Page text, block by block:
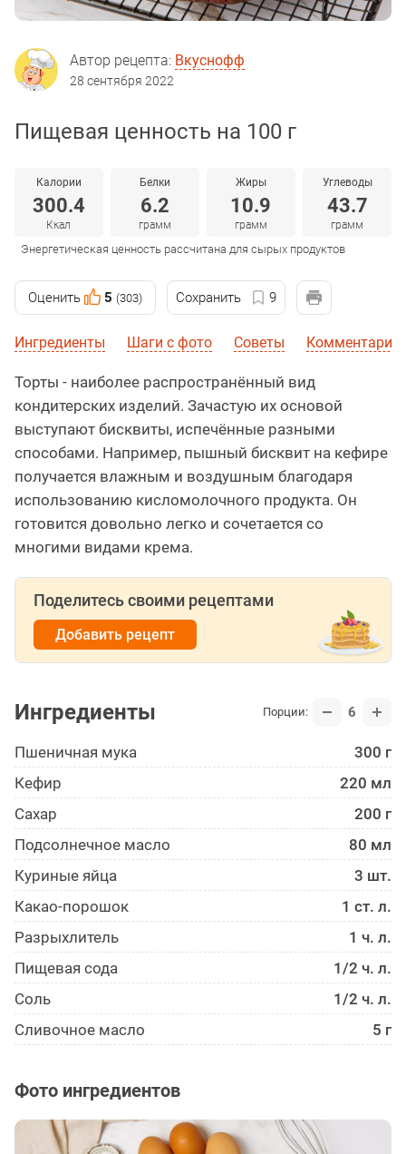
Автор рецепта: Вкуснофф
28 сентября 2022
Пищевая ценность на 100 г
Калории
300.4
Ккал
Белки
6.2
грамм
Жиры
10.9
грамм
Углеводы
43.7
грамм
Энергетическая ценность рассчитана для сырых продуктов
Оценить 5 (303) Сохранить 9
Ингредиенты Шаги с фото Советы Комментарии
Торты - наиболее распространённый вид
кондитерских изделий. Зачастую их основой
выступают бисквиты, испечённые разными
способами. Например, пышный бисквит на кефире
получается влажным и воздушным благодаря
использованию кисломолочного продукта. Он
готовится довольно легко и сочетается со
многими видами крема.
Поделитесь своими рецептами
Добавить рецепт
Ингредиенты Порции: 6
Пшеничная мука
300 г
Кефир
220 мл
Сахар
200 г
Подсолнечное масло
80 мл
Куриные яйца
3 шт.
Какао-порошок
1 ст. л.
Разрыхлитель
1 ч. л.
Пищевая сода
1/2 ч. л.
Соль
1/2 ч. л.
Сливочное масло
5 г
Фото ингредиентов